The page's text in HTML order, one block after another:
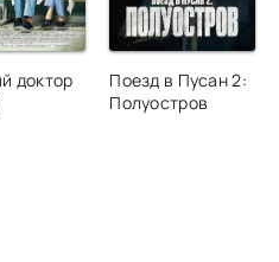
доктор
Поезд в Пусан 2:
Полуостров